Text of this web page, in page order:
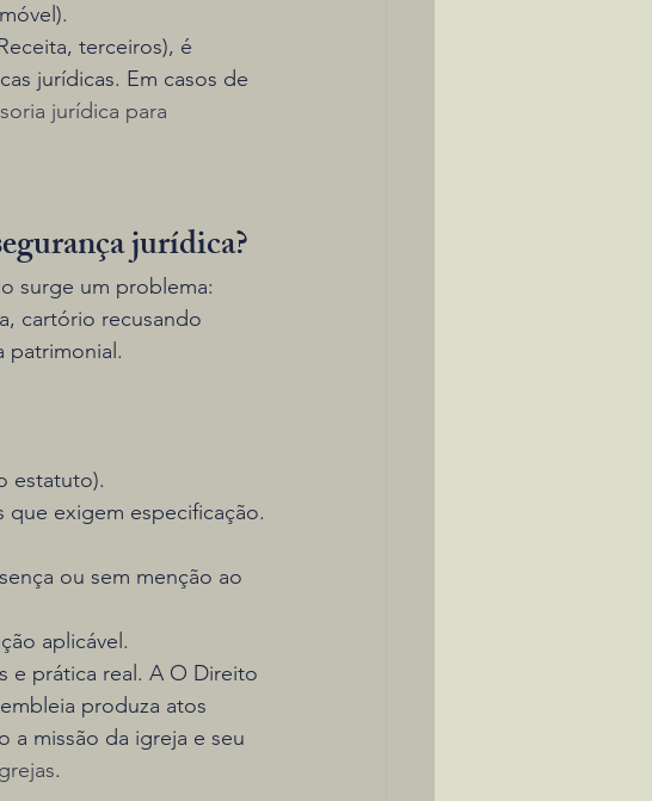
terceiros), é
jurídicas. Em casos de
jurídica para
jurídica?
surge um problema:
cartório recusando
patrimonial.
estatuto).
que exigem especificação.
ou sem menção ao
aplicável.
e prática real. A O Direito
produza atos
a missão da igreja e seu
.